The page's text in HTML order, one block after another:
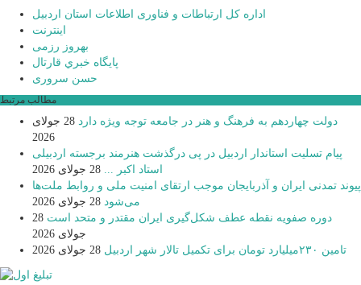
اداره کل ارتباطات و فناوری اطلاعات استان اردبیل
اینترنت
بهروز رزمی
پايگاه خبري قارتال
حسن سروری
مطالب مرتبط
دولت چهاردهم به فرهنگ و هنر در جامعه توجه ویژه دارد
28 جولای
2026
پیام تسلیت استاندار اردبیل در پی درگذشت هنرمند برجسته اردبیلی
استاد اکبر ...
28 جولای 2026
پیوند تمدنی ایران و آذربایجان موجب ارتقای امنیت ملی و روابط ملت‌ها
می‌شود 28 جولای 2026
دوره صفویه نقطه عطف شکل‌گیری ایران مقتدر و متحد است 28
جولای 2026
تامین ۲۳۰میلیارد تومان برای تکمیل تالار شهر اردبیل
28 جولای 2026